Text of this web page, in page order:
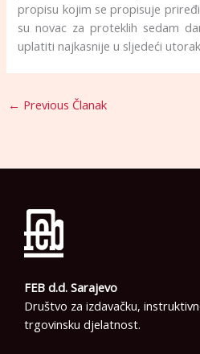
propisu kojim se propisuje
su novac za proteklih sedam
uplatiti najkasnije u sljedeći
← Previous Članak
FEB d.d. Sarajevo
Društvo za izdavačku,
trgovinsku djelatnost.